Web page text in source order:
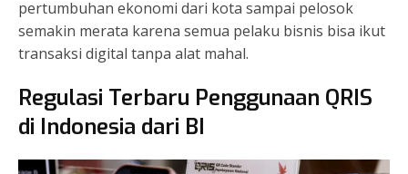
pertumbuhan ekonomi dari kota sampai pelosok
semakin merata karena semua pelaku bisnis bisa ikut
transaksi digital tanpa alat mahal.
Regulasi Terbaru Penggunaan QRIS
di Indonesia dari BI